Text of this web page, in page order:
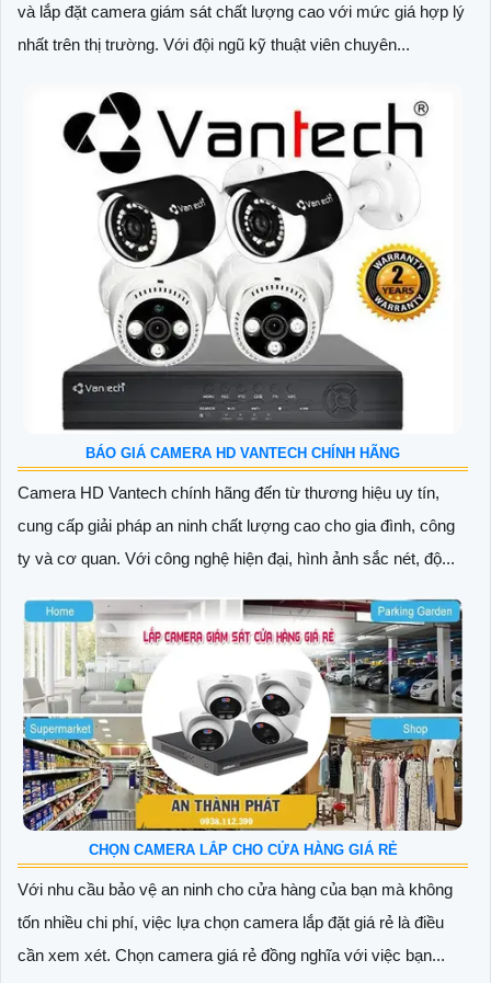
và lắp đặt camera giám sát chất lượng cao với mức giá hợp lý
nhất trên thị trường. Với đội ngũ kỹ thuật viên chuyên...
BÁO GIÁ CAMERA HD VANTECH CHÍNH HÃNG
Camera HD Vantech chính hãng đến từ thương hiệu uy tín,
cung cấp giải pháp an ninh chất lượng cao cho gia đình, công
ty và cơ quan. Với công nghệ hiện đại, hình ảnh sắc nét, độ...
CHỌN CAMERA LẮP CHO CỬA HÀNG GIÁ RẺ
Với nhu cầu bảo vệ an ninh cho cửa hàng của bạn mà không
tốn nhiều chi phí, việc lựa chọn camera lắp đặt giá rẻ là điều
cần xem xét. Chọn camera giá rẻ đồng nghĩa với việc bạn...